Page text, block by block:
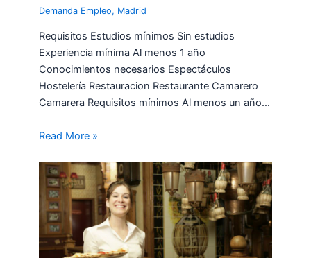
Demanda Empleo, Madrid
Requisitos Estudios mínimos Sin estudios
Experiencia mínima Al menos 1 año
Conocimientos necesarios Espectáculos
Hostelería Restauracion Restaurante Camarero
Camarera Requisitos mínimos Al menos un año…
Read More »